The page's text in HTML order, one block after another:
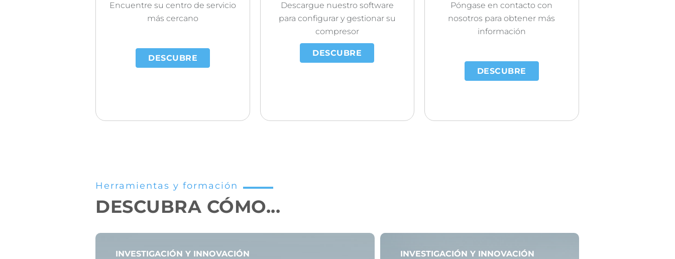
Encuentre su centro de servicio
más cercano
DESCUBRE
Descargue nuestro software
para configurar y gestionar su
compresor
DESCUBRE
Póngase en contacto con
nosotros para obtener más
información
DESCUBRE
Herramientas y formación
DESCUBRA CÓMO...
INVESTIGACIÓN Y INNOVACIÓN INVESTIGACIÓN Y INNOVACIÓN